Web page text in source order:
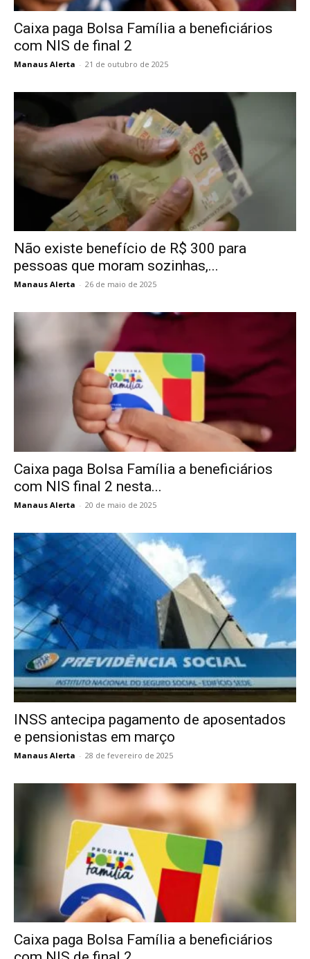
Caixa paga Bolsa Família a beneficiários
com NIS de final 2
Manaus Alerta - 21 de outubro de 2025
Não existe benefício de R$ 300 para
pessoas que moram sozinhas,...
Manaus Alerta - 26 de maio de 2025
Caixa paga Bolsa Família a beneficiários
com NIS final 2 nesta...
Manaus Alerta - 20 de maio de 2025
INSS antecipa pagamento de aposentados
e pensionistas em março
Manaus Alerta - 28 de fevereiro de 2025
Caixa paga Bolsa Família a beneficiários